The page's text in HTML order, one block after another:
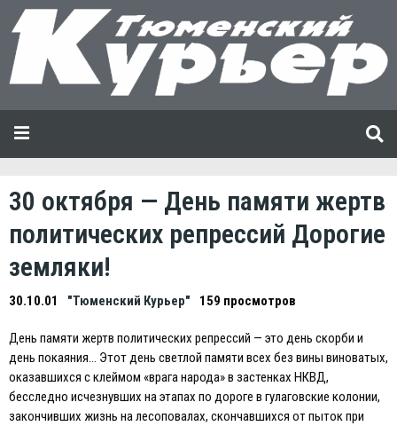
30 октября — День памяти жертв
политических репрессий Дорогие
земляки!
30.10.01 "Тюменский Курьер" 159 просмотров
День памяти жертв политических репрессий — это день скорби и
день покаяния… Этот день светлой памяти всех без вины виноватых,
оказавшихся с клеймом «врага народа» в застенках НКВД,
бесследно исчезнувших на этапах по дороге в гулаговские колонии,
закончивших жизнь на лесоповалах, скончавшихся от пыток при